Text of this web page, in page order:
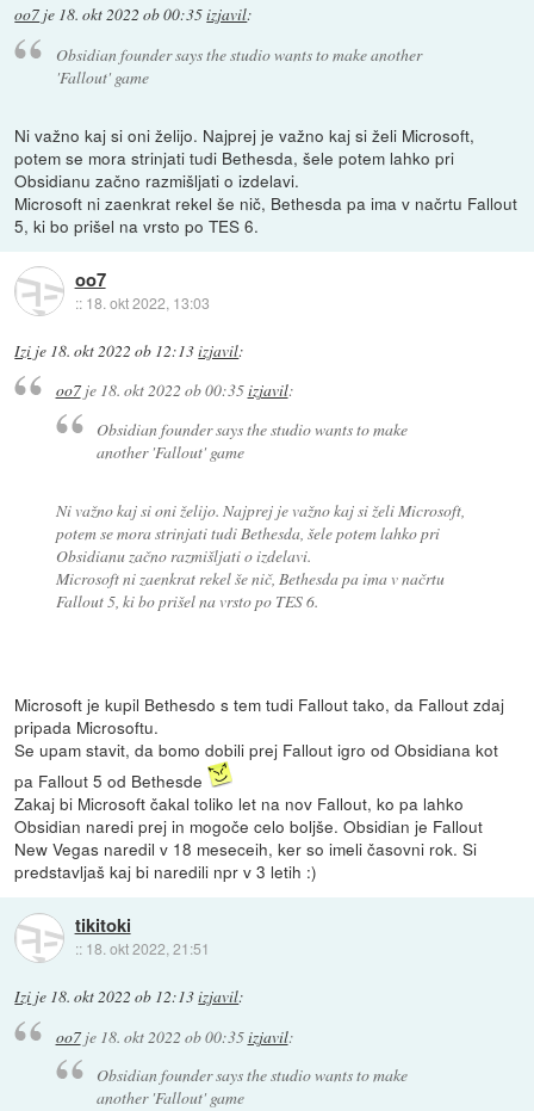
oo7 je 18. okt 2022 ob 00:35izjavil:
Obsidian founder says the studio wants to make another
'Fallout' game
Ni važno kaj si oni želijo. Najprej je važno kaj si želi Microsoft,
potem se mora strinjati tudi Bethesda, šele potem lahko pri
Obsidianu začno razmišljati o izdelavi.
Microsoft ni zaenkrat rekel še nič, Bethesda pa ima v načrtu Fallout
5, ki bo prišel na vrsto po TES 6.
oo7
:: 18. okt 2022, 13:03
Izi je 18. okt 2022 ob 12:13izjavil:
oo7je 18. okt 2022 ob 00:35izjavil:
Obsidian founder says the studio wants to make
another 'Fallout' game
Ni važno kaj si oni želijo. Najprej je važno kaj si želi Microsoft,
potem se mora strinjati tudi Bethesda, šele potem lahko pri
Obsidianu začno razmišljati o izdelavi.
Microsoft ni zaenkrat rekel še nič, Bethesda pa ima v načrtu
Fallout 5, ki bo prišel na vrsto po TES 6.
Microsoft je kupil Bethesdo s tem tudi Fallout tako, da Fallout zdaj
pripada Microsoftu.
Se upam stavit, da bomo dobili prej Fallout igro od Obsidiana kot
pa Fallout 5 od Bethesde
Zakaj bi Microsoft čakal toliko let na nov Fallout, ko pa lahko
Obsidian naredi prej in mogoče celo boljše. Obsidian je Fallout
New Vegas naredil v 18 meseceih, ker so imeli časovni rok. Si
predstavljaš kaj bi naredili npr v 3 letih :)
tikitoki
:: 18. okt 2022, 21:51
Izi je 18. okt 2022 ob 12:13izjavil:
oo7je 18. okt 2022 ob 00:35izjavil:
Obsidian founder says the studio wants to make
another 'Fallout' game